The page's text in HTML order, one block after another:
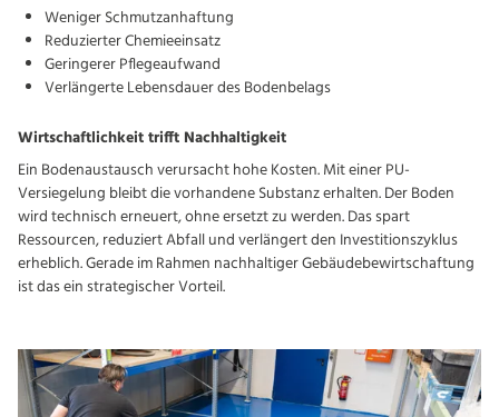
Weniger Schmutzanhaftung
Reduzierter Chemieeinsatz
Geringerer Pflegeaufwand
Verlängerte Lebensdauer des Bodenbelags
Wirtschaftlichkeit trifft Nachhaltigkeit
Ein Bodenaustausch verursacht hohe Kosten. Mit einer PU-
Versiegelung bleibt die vorhandene Substanz erhalten. Der Boden
wird technisch erneuert, ohne ersetzt zu werden. Das spart
Ressourcen, reduziert Abfall und verlängert den Investitionszyklus
erheblich. Gerade im Rahmen nachhaltiger Gebäudebewirtschaftung
ist das ein strategischer Vorteil.